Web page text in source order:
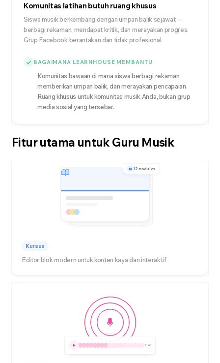
Komunitas latihan butuh ruang khusus
Siswa musik berkembang dengan umpan balik sejawat —
berbagi rekaman, mendapat kritik, dan merayakan progres.
Grup Facebook berantakan dan tidak profesional.
BAGAIMANA LEARNHOUSE MEMBANTU
Komunitas bawaan di mana siswa berbagi rekaman,
memberikan umpan balik, dan merayakan pencapaian.
Ruang khusus untuk komunitas musik Anda, bukan grup
media sosial yang tersebar.
Fitur utama untuk Guru Musik
12 modules
Kursus
Editor blok modern untuk konten kaya dan interaktif
3:42